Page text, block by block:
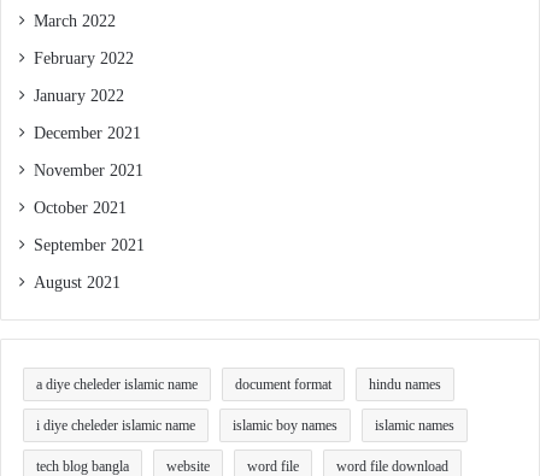
March 2022
February 2022
January 2022
December 2021
November 2021
October 2021
September 2021
August 2021
a diye cheleder islamic name document format hindu names
i diye cheleder islamic name islamic boy names islamic names
tech blog bangla website word file word file download